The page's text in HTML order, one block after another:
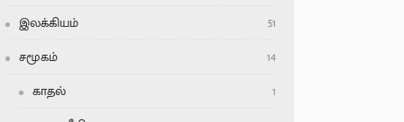
இலக்கியம்
51
சமூகம்
14
காதல்
1